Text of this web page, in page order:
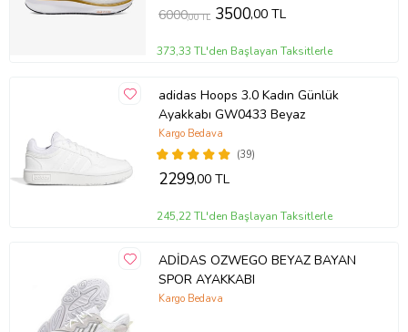
6000,00 TL 3500,00 TL
373,33 TL'den Başlayan Taksitlerle
adidas Hoops 3.0 Kadın Günlük
Ayakkabı GW0433 Beyaz
(39)
Kargo Bedava
2299,00 TL
245,22 TL'den Başlayan Taksitlerle
ADİDAS OZWEGO BEYAZ BAYAN
SPOR AYAKKABI
Kargo Bedava